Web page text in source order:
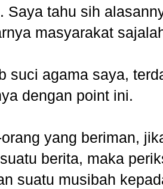
Saya tahu sih
masyarakat
suci agama saya,
dengan point ini.
yang beriman,
berita, maka
suatu musibah